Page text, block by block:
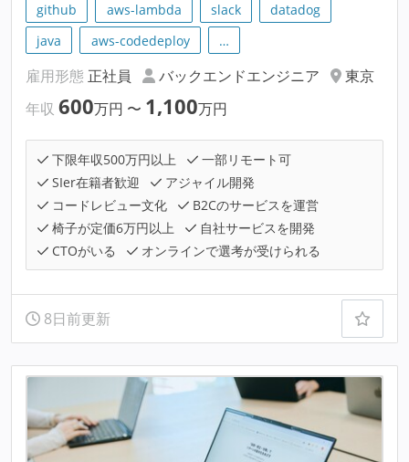
github aws-lambda slack
datadog
java
aws-codedeploy …
雇用形態 正社員 バックエンドエンジニア
東京
年収 600万円 〜 1,100万円
下限年収500万円以上
一部リモート可
SIer在籍者歓迎
アジャイル開発
コードレビュー文化
B2Cのサービスを運営
椅子が定価6万円以上
自社サービスを開発
CTOがいる
オンラインで選考が受けられる
8日前更新